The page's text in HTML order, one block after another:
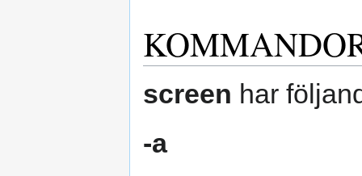
screen har
-a